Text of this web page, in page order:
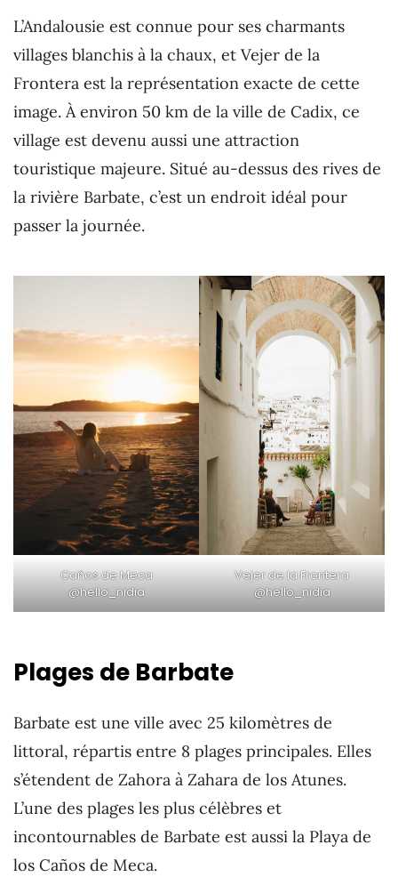
L’Andalousie est connue pour ses charmants
villages blanchis à la chaux, et Vejer de la
Frontera est la représentation exacte de cette
image. À environ 50 km de la ville de Cadix, ce
village est devenu aussi une attraction
touristique majeure. Situé au-dessus des rives de
la rivière Barbate, c’est un endroit idéal pour
passer la journée.
Caños de Meca
@hello_nidia
Vejer de la Frontera
@hello_nidia
Plages de Barbate
Barbate est une ville avec 25 kilomètres de
littoral, répartis entre 8 plages principales. Elles
s’étendent de Zahora à Zahara de los Atunes.
L’une des plages les plus célèbres et
incontournables de Barbate est aussi la Playa de
los Caños de Meca.